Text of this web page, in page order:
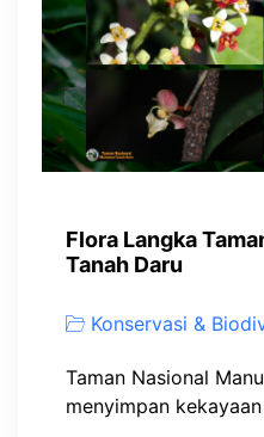
Flora Langka
Tanah Daru
Konservasi &
Taman Nasional
menyimpan